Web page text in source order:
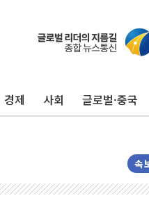
경제 사회 글로벌·중국
속